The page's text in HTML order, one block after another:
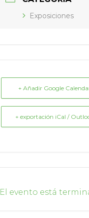
Exposiciones
+ Añadir Google
+ exportación iCal /
El evento está